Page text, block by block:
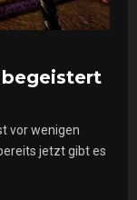
vor wenigen
jetzt gibt es